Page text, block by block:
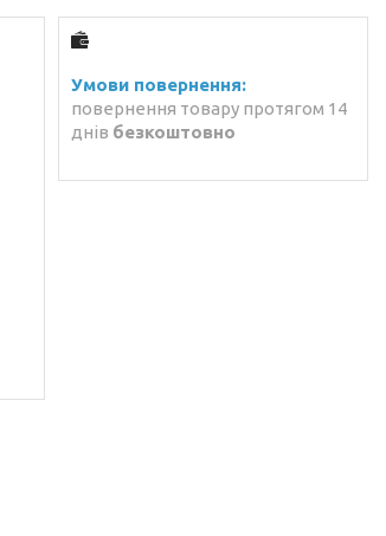
повернення товару протягом 14
днів безкоштовно